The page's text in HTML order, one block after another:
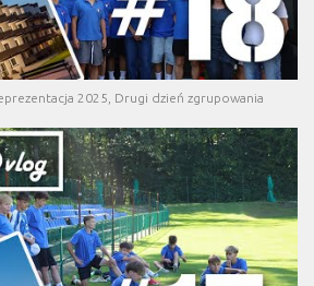
2025, Drugi dzień zgrupowania